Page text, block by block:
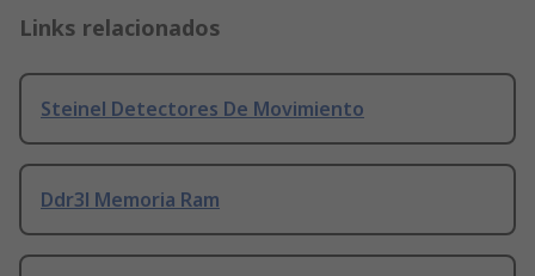
Links relacionados
Steinel Detectores De Movimiento
Ddr3l Memoria Ram